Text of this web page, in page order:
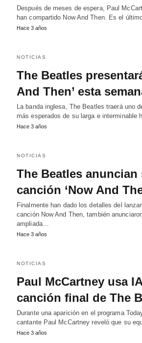
Después de meses de espera, Paul
han compartido Now And Then. Es el
Hace 3 años
NOTICIAS
The Beatles
And Then’ esta
La banda inglesa, The Beatles traerá uno
más esperados de su larga e interminable
Hace 3 años
NOTICIAS
The Beatles
canción ‘Now And
Finalmente han dado los detalles del
canción Now And Then, también
ampliada…
Hace 3 años
NOTICIAS
Paul McCartney usa
canción final de The
Durante una aparición en el programa
cantante Paul McCartney reveló que su
Hace 3 años